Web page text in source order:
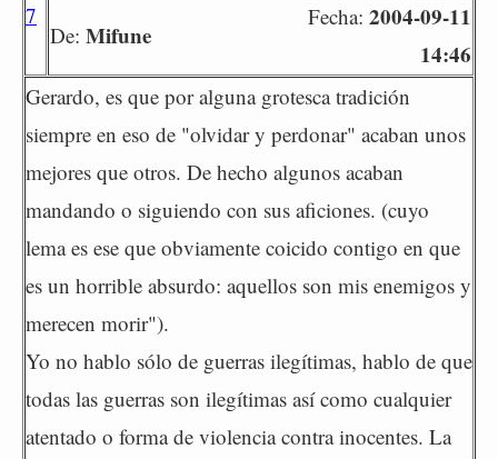
7
De: Mifune
Fecha: 2004-09-11
14:46
Gerardo, es que por alguna grotesca tradición
siempre en eso de "olvidar y perdonar" acaban unos
mejores que otros. De hecho algunos acaban
mandando o siguiendo con sus aficiones. (cuyo
lema es ese que obviamente coicido contigo en que
es un horrible absurdo: aquellos son mis enemigos y
merecen morir").
Yo no hablo sólo de guerras ilegítimas, hablo de que
todas las guerras son ilegítimas así como cualquier
atentado o forma de violencia contra inocentes. La